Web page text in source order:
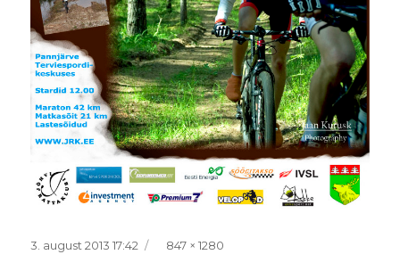
Postitatud
3. august 2013 17:42 Täissuurus
847 × 1280